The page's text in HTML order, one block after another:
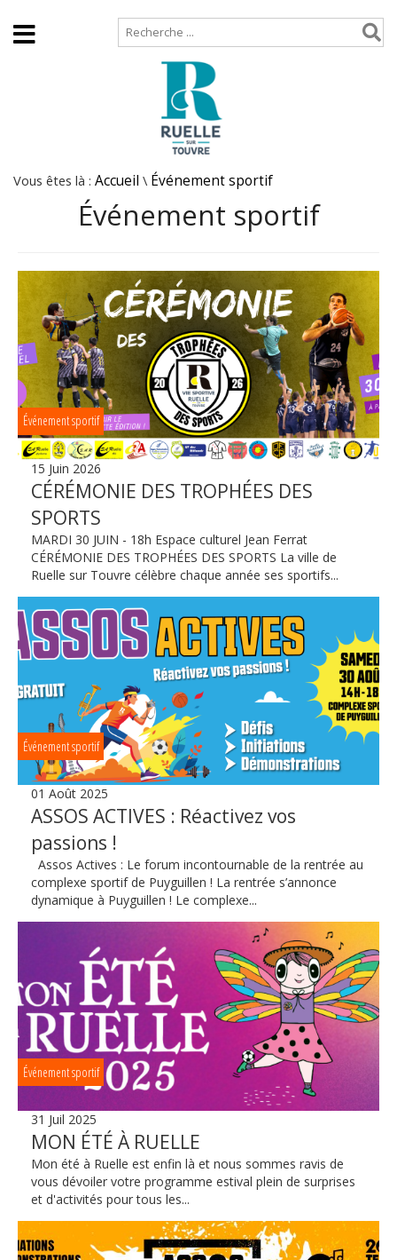
Vous êtes là : Accueil \ Événement sportif
Événement sportif
Événement sportif
15 Juin 2026
CÉRÉMONIE DES TROPHÉES DES
SPORTS
MARDI 30 JUIN - 18h Espace culturel Jean Ferrat
CÉRÉMONIE DES TROPHÉES DES SPORTS La ville de
Ruelle sur Touvre célèbre chaque année ses sportifs...
Événement sportif
01 Août 2025
ASSOS ACTIVES : Réactivez vos
passions !
Assos Actives : Le forum incontournable de la rentrée au
complexe sportif de Puyguillen ! La rentrée s’annonce
dynamique à Puyguillen ! Le complexe...
Événement sportif
31 Juil 2025
MON ÉTÉ À RUELLE
Mon été à Ruelle est enfin là et nous sommes ravis de
vous dévoiler votre programme estival plein de surprises
et d'activités pour tous les...